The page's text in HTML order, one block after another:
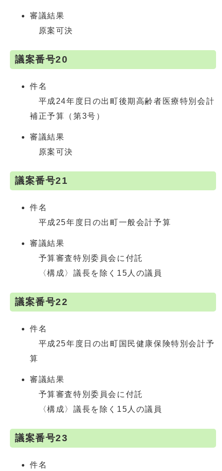
審議結果
原案可決
議案番号20
件名
平成24年度日の出町後期高齢者医療特別会計
補正予算（第3号）
審議結果
原案可決
議案番号21
件名
平成25年度日の出町一般会計予算
審議結果
予算審査特別委員会に付託
〈構成〉議長を除く15人の議員
議案番号22
件名
平成25年度日の出町国民健康保険特別会計予
算
審議結果
予算審査特別委員会に付託
〈構成〉議長を除く15人の議員
議案番号23
件名